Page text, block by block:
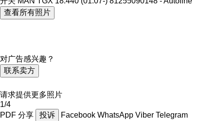
查看所有照片
对广告感兴趣？
联系卖方
请求提供更多照片
1/4
PDF 分享 投诉 Facebook WhatsApp Viber Telegram